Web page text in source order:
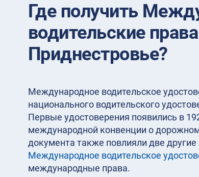
Где получить
водительские
Приднестровье?
Международное водительское
национального водительского
Первые удостоверения появились в
международной конвенции о
документа также повлияли две другие
Международное водительское
международные права.